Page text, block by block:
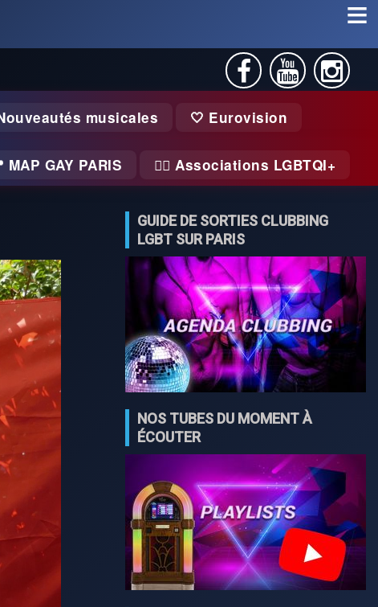
musicales 🤍 Eurovision
MAP GAY PARIS 🏃‍♂️ Associations LGBTQI+
GUIDE DE SORTIES CLUBBING
LGBT SUR PARIS
NOS TUBES DU MOMENT À
ÉCOUTER